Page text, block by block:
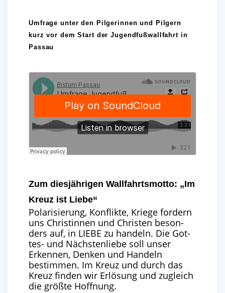
Umfrage unter den Pilgerinnen und Pilgern
kurz vor dem Start der Jugendfußwallfahrt in
Passau
Zum diesjährigen Wallfahrtsmotto: „Im
Kreuz ist Liebe“
Pola­ri­sie­rung, Kon­flik­te, Krie­ge for­dern
uns Chris­tin­nen und Chris­ten beson­
ders auf, in LIE­BE zu han­deln. Die Got­
tes- und Nächs­ten­lie­be soll unser
Erken­nen, Den­ken und Han­deln
bestim­men. Im Kreuz und durch das
Kreuz fin­den wir Erlö­sung und zugleich
die größ­te Hoffnung.